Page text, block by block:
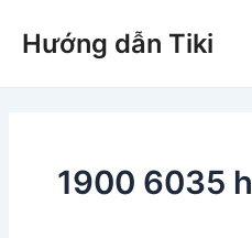
Hướng dẫn Tiki
1900 6035